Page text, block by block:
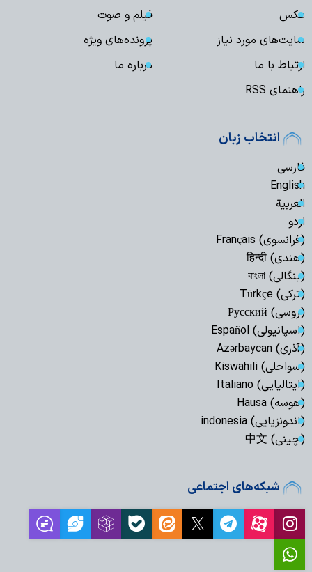
عکس
فیلم و صوت
سایت‌های مورد نیاز
پرونده‌های ویژه
ارتباط با ما
درباره ما
راهنمای RSS
انتخاب زبان
فارسی
English
العربیة
اردو
(فرانسوی) Français
(هندی) हिन्दी
(بنگالی) বাংলা
(ترکی) Türkçe
(روسی) Русский
(اسپانیولی) Español
(آذری) Azərbaycan
(سواحلی) Kiswahili
(ایتالیایی) Italiano
(هوسه) Hausa
(اندونزیایی) indonesia
(چینی) 中文
شبکه‌های اجتماعی